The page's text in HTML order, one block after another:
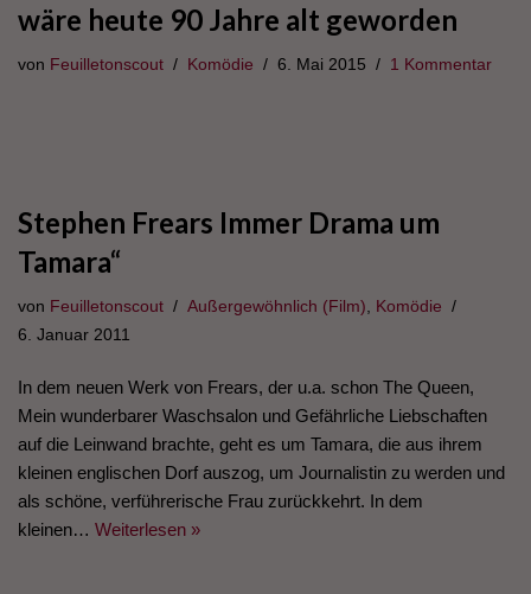
wäre heute 90 Jahre alt geworden
von Feuilletonscout Komödie 6. Mai 2015 1 Kommentar
Stephen Frears Immer Drama um
Tamara“
von Feuilletonscout Außergewöhnlich (Film), Komödie
6. Januar 2011
In dem neuen Werk von Frears, der u.a. schon The Queen,
Mein wunderbarer Waschsalon und Gefährliche Liebschaften
auf die Leinwand brachte, geht es um Tamara, die aus ihrem
kleinen englischen Dorf auszog, um Journalistin zu werden und
als schöne, verführerische Frau zurückkehrt. In dem
kleinen… Weiterlesen »